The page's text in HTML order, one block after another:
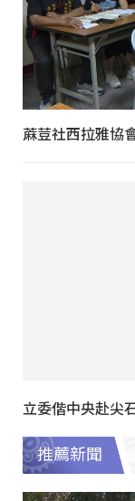
蔴荳社西拉雅協
立委偕中央赴尖
推薦新聞